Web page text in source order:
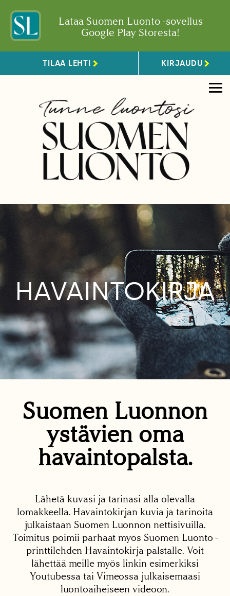
Lataa Suomen Luonto -sovellus
Google Play Storesta!
TILAA LEHTI KIRJAUDU
HAVAINTOKIRJA
Suomen Luonnon
ystävien oma
havaintopalsta.
Lähetä kuvasi ja tarinasi alla olevalla
lomakkeella. Havaintokirjan kuvia ja tarinoita
julkaistaan Suomen Luonnon nettisivuilla.
Toimitus poimii parhaat myös Suomen Luonto -
printtilehden Havaintokirja-palstalle. Voit
lähettää meille myös linkin esimerkiksi
Youtubessa tai Vimeossa julkaisemaasi
luontoaiheiseen videoon.